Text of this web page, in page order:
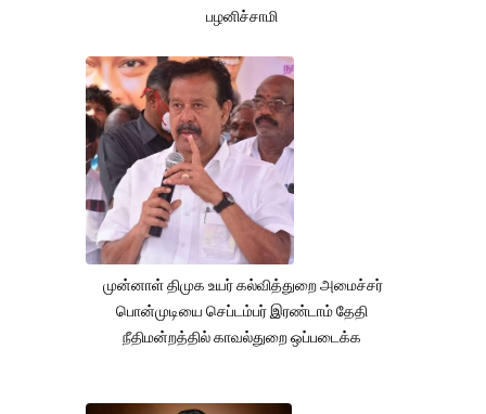
பழனிச்சாமி
முன்னாள் திமுக உயர் கல்வித்துறை அமைச்சர்
பொன்முடியை செப்டம்பர் இரண்டாம் தேதி
நீதிமன்றத்தில் காவல்துறை ஒப்படைக்க